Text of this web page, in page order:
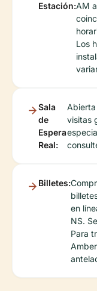
Estación:AM
Los
Sala
de
Espera
Real:
visitas
Billetes:
en
NS.
Para